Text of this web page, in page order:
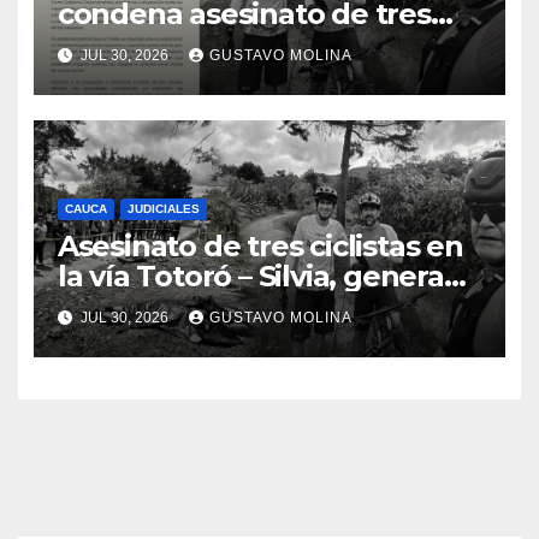
condena asesinato de tres
ciudadanos y exige medidas
urgentes al Gobierno
Nacional
JUL 30, 2026 GUSTAVO MOLINA
CAUCA JUDICIALES
Asesinato de tres ciclistas en
la vía Totoró – Silvia, genera
consternación en el Cauca
JUL 30, 2026 GUSTAVO MOLINA